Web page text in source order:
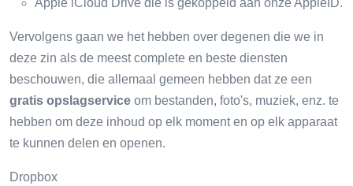
Vervolgens gaan we het hebben over degenen die we in
deze zin als de meest complete en beste diensten
beschouwen, die allemaal gemeen hebben dat ze een
gratis opslagservice om bestanden, foto's, muziek, enz. te
hebben om deze inhoud op elk moment en op elk apparaat
te kunnen delen en openen.
Dropbox